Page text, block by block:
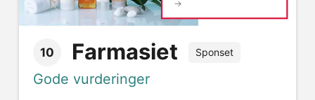
10 Farmasiet Sponset
Gode vurderinger